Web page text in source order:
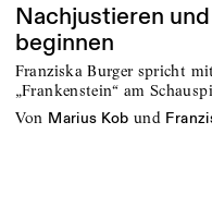
Nachjustieren
beginnen
Franziska Burger spricht
„Frankenstein“ am
von Marius Kob und